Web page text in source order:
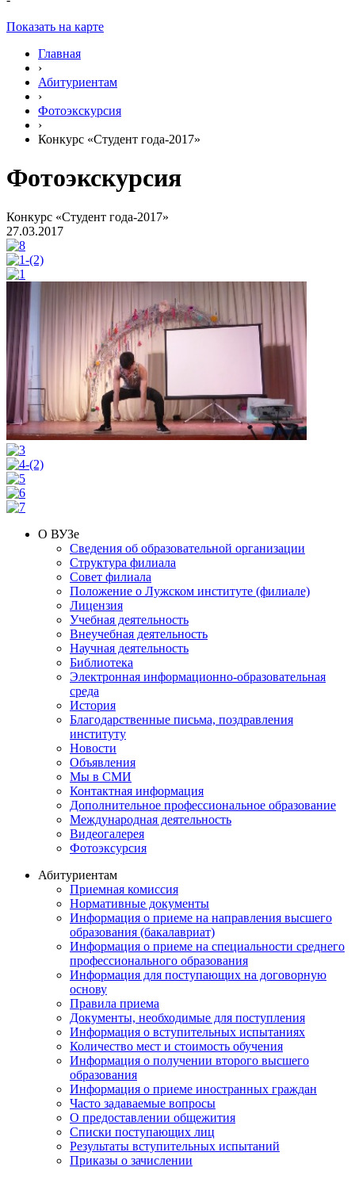
Показать на карте
Главная
›
Абитуриентам
›
Фотоэкскурсия
›
Конкурс «Студент года-2017»
Фотоэкскурсия
Конкурс «Студент года-2017»
27.03.2017
О ВУЗе
Сведения об образовательной организации
Структура филиала
Совет филиала
Положение о Лужском институте (филиале)
Лицензия
Учебная деятельность
Внеучебная деятельность
Научная деятельность
Библиотека
Электронная информационно-образовательная
среда
История
Благодарственные письма, поздравления
институту
Новости
Объявления
Мы в СМИ
Контактная информация
Дополнительное профессиональное образование
Международная деятельность
Видеогалерея
Фотоэксурсия
Абитуриентам
Приемная комиссия
Нормативные документы
Информация о приеме на направления высшего
образования (бакалавриат)
Информация о приеме на специальности среднего
профессионального образования
Информация для поступающих на договорную
основу
Правила приема
Документы, необходимые для поступления
Информация о вступительных испытаниях
Количество мест и стоимость обучения
Информация о получении второго высшего
образования
Информация о приеме иностранных граждан
Часто задаваемые вопросы
О предоставлении общежития
Списки поступающих лиц
Результаты вступительных испытаний
Приказы о зачислении